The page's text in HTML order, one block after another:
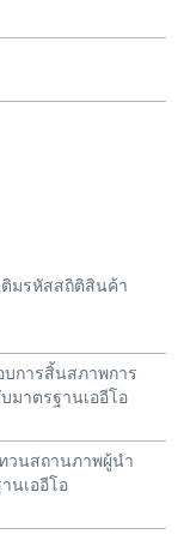
ติมรหัสสถิติสินค้า
บการสิ้นสภาพการ
มาตรฐานเออีโอ
วนสถานภาพผู้นำ
นเออีโอ